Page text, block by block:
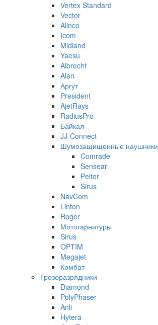
Vertex Standard
Vector
Alinco
Icom
Midland
Yaesu
Albrecht
Alan
Аргут
President
AjetRays
RadiusPro
Байкал
JJ-Connect
Шумозащищенные наушники
Comrade
Sensear
Peltor
Sirus
NavCom
Linton
Roger
Мотогарнитуры
Sirus
OPTIM
Megajet
Комбат
Грозоразрядники
Diamond
PolyPhaser
Anli
Hytera